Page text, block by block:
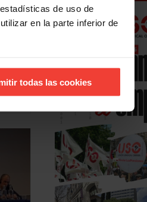
de uso de
en la parte inferior de
todas las cookies
un